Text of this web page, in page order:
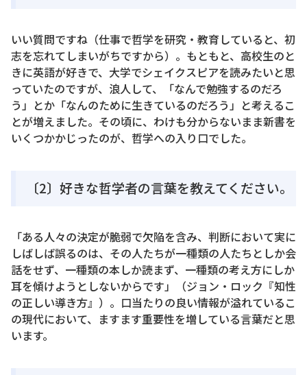
いい質問ですね（仕事で哲学を研究・教育していると、初
志を忘れてしまいがちですから）。もともと、高校生のと
きに英語が好きで、大学でシェイクスピアを読みたいと思
っていたのですが、浪人して、「なんで勉強するのだろ
う」とか「なんのために生きているのだろう」と考えるこ
とが増えました。その頃に、わけも分からないまま新書を
いくつかかじったのが、哲学への入り口でした。
〔2〕好きな哲学者の言葉を教えてください。
「ある人々の決定が脆弱で欠陥を含み、判断において実に
しばしば誤るのは、その人たちが一種類の人たちとしか会
話をせず、一種類の本しか読まず、一種類の考え方にしか
耳を傾けようとしないからです」（ジョン・ロック『知性
の正しい導き方』）。口当たりの良い情報が溢れているこ
の現代において、ますます重要性を増している言葉だと思
います。